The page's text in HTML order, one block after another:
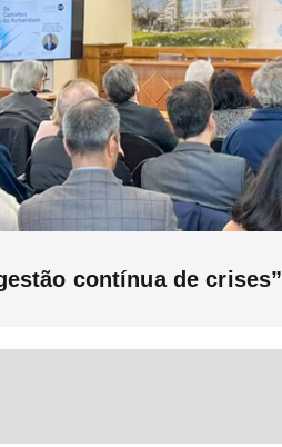
contínua de crises”